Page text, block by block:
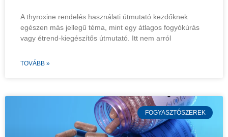
A thyroxine rendelés használati útmutató kezdőknek
egészen más jellegű téma, mint egy átlagos fogyókúrás
vagy étrend-kiegészítős útmutató. Itt nem arról
TOVÁBB »
FOGYASZTÓSZEREK